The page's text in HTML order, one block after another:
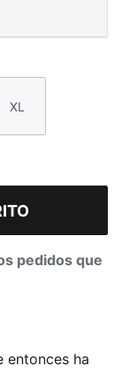
Talla
XL
pedidos que
entonces ha